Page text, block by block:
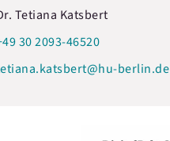
Tetiana Katsbert
30 2093-46520
berlin.de